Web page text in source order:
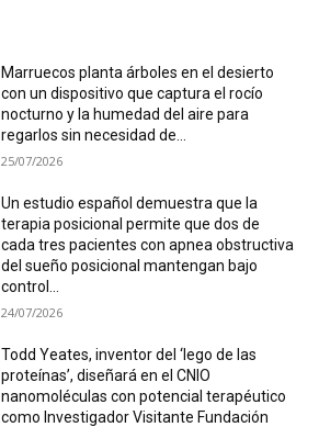
Marruecos planta árboles en el desierto
con un dispositivo que captura el rocío
nocturno y la humedad del aire para
regarlos sin necesidad de...
25/07/2026
Un estudio español demuestra que la
terapia posicional permite que dos de
cada tres pacientes con apnea obstructiva
del sueño posicional mantengan bajo
control...
24/07/2026
Todd Yeates, inventor del ‘lego de las
proteínas’, diseñará en el CNIO
nanomoléculas con potencial terapéutico
como Investigador Visitante Fundación